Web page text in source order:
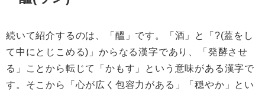
続いて紹介するのは、「醞」です。「酒」と「?(蓋をし
て中にとじこめる)」からなる漢字であり、「発酵させ
る」ことから転じて「かもす」という意味がある漢字で
す。そこから「心が広く包容力がある」「穏やか」とい